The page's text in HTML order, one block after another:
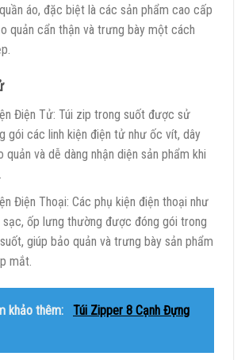
áo, đặc biệt là các sản phẩm cao cấp
quản cẩn thận và trưng bày một cách
Điện Tử: Túi zip trong suốt được sử
gói các linh kiện điện tử như ốc vít, dây
quản và dễ dàng nhận diện sản phẩm khi
Điện Thoại: Các phụ kiện điện thoại như
sạc, ốp lưng thường được đóng gói trong
giúp bảo quản và trưng bày sản phẩm
mắt.
khảo thêm:
Túi Zipper 8 Cạnh Đựng